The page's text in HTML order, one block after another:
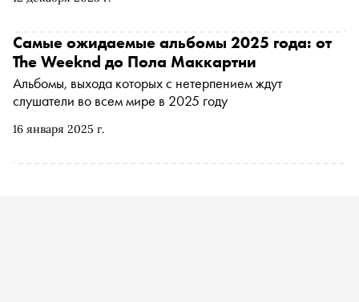
16 января 2025 г.
Самые ожидаемые альбомы 2025 года: от
The Weeknd до Пола Маккартни
Альбомы, выхода которых с нетерпением ждут
слушатели во всем мире в 2025 году